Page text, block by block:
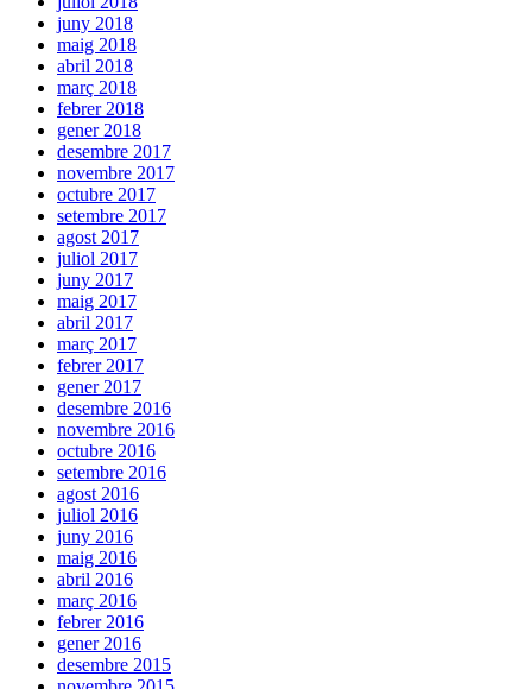
juny 2018
maig 2018
abril 2018
març 2018
febrer 2018
gener 2018
desembre 2017
novembre 2017
octubre 2017
setembre 2017
agost 2017
juliol 2017
juny 2017
maig 2017
abril 2017
març 2017
febrer 2017
gener 2017
desembre 2016
novembre 2016
octubre 2016
setembre 2016
agost 2016
juliol 2016
juny 2016
maig 2016
abril 2016
març 2016
febrer 2016
gener 2016
desembre 2015